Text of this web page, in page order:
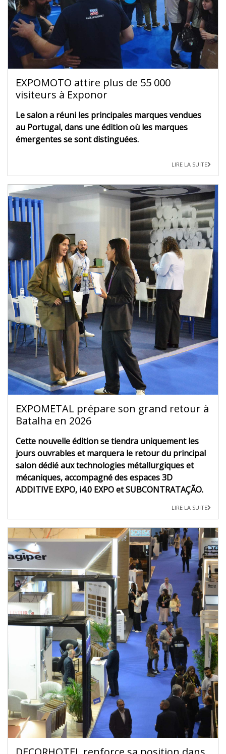
EXPOMOTO attire plus de 55 000
visiteurs à Exponor
Le salon a réuni les principales marques vendues
au Portugal, dans une édition où les marques
émergentes se sont distinguées.
LIRE LA SUITE
EXPOMETAL prépare son grand retour à
Batalha en 2026
Cette nouvelle édition se tiendra uniquement les
jours ouvrables et marquera le retour du principal
salon dédié aux technologies métallurgiques et
mécaniques, accompagné des espaces 3D
ADDITIVE EXPO, i4.0 EXPO et SUBCONTRATAÇÃO.
LIRE LA SUITE